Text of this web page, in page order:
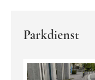
Parkdienst